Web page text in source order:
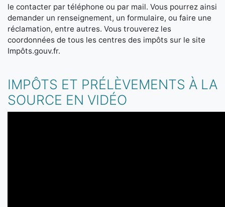
le contacter par téléphone ou par mail. Vous pourrez ainsi
demander un renseignement, un formulaire, ou faire une
réclamation, entre autres. Vous trouverez les
coordonnées de tous les centres des impôts sur le site
Impôts.gouv.fr.
IMPÔTS ET PRÉLÈVEMENTS À LA
SOURCE EN VIDÉO